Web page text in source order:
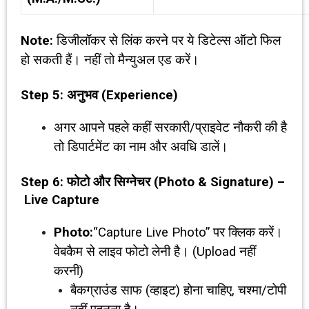
Note: डिजीलॉकर से लिंक करने पर ये डिटेल्स ऑटो फिल
हो सकती हैं। नहीं तो मैन्युअल एड करें।
Step 5: अनुभव (Experience)
अगर आपने पहले कहीं सरकारी/प्राइवेट नौकरी की है
तो डिपार्टमेंट का नाम और अवधि डालें।
Step 6:फोटो और सिग्नेचर (Photo & Signature) –
Live Capture
Photo:“Capture Live Photo” पर क्लिक करें।
वेबकैम से लाइव फोटो लेनी है। (Upload नहीं
करनी)
बैकग्राउंड साफ (व्हाइट) होना चाहिए, चश्मा/टोपी